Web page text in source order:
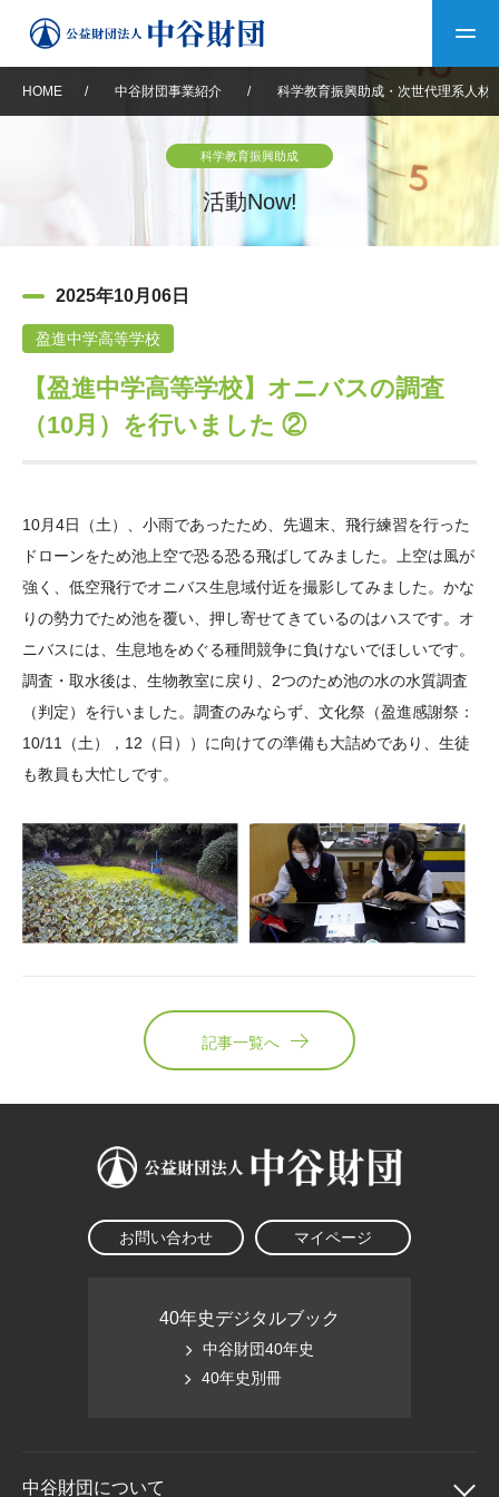
中谷財団について
設立趣意書
沿革 40年史デジタルブック
中谷財団40年史
役員・評議員 公開情報
年報一覧 中谷財団レポート
中谷財団事業紹介
神戸賞 長期大型研究助成
大学院生奨学金
国際学生交流プログラ
ム
科学教育振興助成・
次世代理系人材育成プ
ログラム助成
中谷財団動画紹介
その他情報
アクセス よくあるご質問
サイトマップ 中谷財団アーカイブ
日本語 English
HOME / 中谷財団事業紹介 / 科学教育振興助成・次世代理系人材
科学教育振興助成
活動Now!
2025年10月06日
盈進中学高等学校
【盈進中学高等学校】オニバスの調査
（10月）を行いました ②
10月4日（土）、小雨であったため、先週末、飛行練習を行った
ドローンをため池上空で恐る恐る飛ばしてみました。上空は風が
強く、低空飛行でオニバス生息域付近を撮影してみました。かな
りの勢力でため池を覆い、押し寄せてきているのはハスです。オ
ニバスには、生息地をめぐる種間競争に負けないでほしいです。
調査・取水後は、生物教室に戻り、2つのため池の水の水質調査
（判定）を行いました。調査のみならず、文化祭（盈進感謝祭：
10/11（土），12（日））に向けての準備も大詰めであり、生徒
も教員も大忙しです。
記事一覧へ
お問い合わせ マイページ
40年史デジタルブック
中谷財団40年史
40年史別冊
中谷財団について